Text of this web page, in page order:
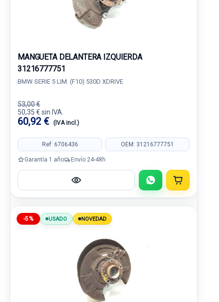
MANGUETA DELANTERA IZQUIERDA
31216777751
BMW SERIE 5 LIM. (F10) 530D XDRIVE
53,00 €
50,35 € sin IVA.
60,92 € (IVA incl.)
Ref: 6706436 OEM: 31216777751
Garantía 1 año Envío 24-48h
-5% USADO NOVEDAD